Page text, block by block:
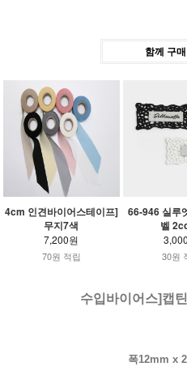
함께 구
4cm 인견바이어스테이프]
무지7색
7,200원
70원 적립
66-946 실루
벨
30원
수입바이어스]캡
폭12mm x